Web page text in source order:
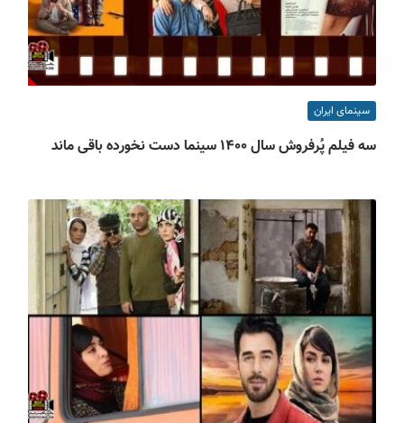
سینمای ایران
سه فیلم پُرفروش‌ سال ۱۴۰۰ سینما دست نخورده باقی ماند